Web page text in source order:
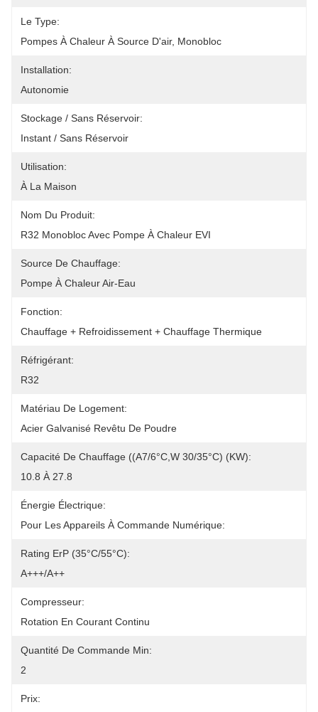
Le Type:
Pompes À Chaleur À Source D'air, Monobloc
Installation:
Autonomie
Stockage / Sans Réservoir:
Instant / Sans Réservoir
Utilisation:
À La Maison
Nom Du Produit:
R32 Monobloc Avec Pompe À Chaleur EVI
Source De Chauffage:
Pompe À Chaleur Air-Eau
Fonction:
Chauffage + Refroidissement + Chauffage Thermique
Réfrigérant:
R32
Matériau De Logement:
Acier Galvanisé Revêtu De Poudre
Capacité De Chauffage ((A7/6°C,W 30/35°C) (kW):
10.8 À 27.8
Énergie Électrique:
Pour Les Appareils À Commande Numérique:
Rating ErP (35°C/55°C):
A+++/A++
Compresseur:
Rotation En Courant Continu
Quantité De Commande Min:
2
Prix: